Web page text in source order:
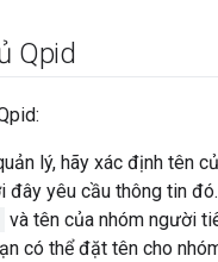
Qpid
lý, hãy xác định tên
đây yêu cầu thông tin
và tên của nhóm người
có thể đặt tên cho